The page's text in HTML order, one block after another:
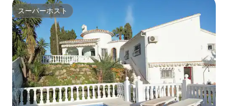
スーパーホスト
スーパーホスト